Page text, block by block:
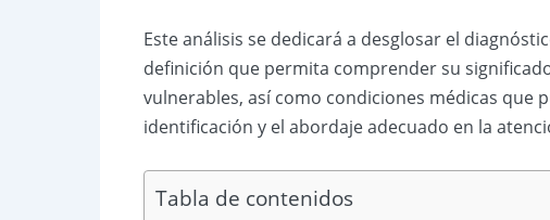
Este análisis se dedicará a desglosar el
definición que permita comprender su
vulnerables, así como condiciones médicas que
identificación y el abordaje adecuado en la
Tabla de contenidos